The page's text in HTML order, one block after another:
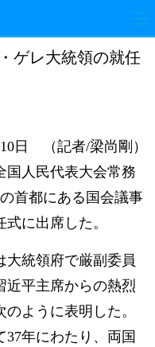
経済
写真
ゲレ大統領の就任
日 （記者/梁尚剛）
国人民代表大会常務
首都にある国会議事
に出席した。
統領府で厳副委員
近平主席からの熱烈
ように表明した。
年にわたり、両国